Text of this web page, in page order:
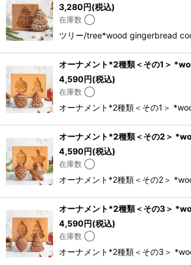
3,280円(税込)
在庫数 ◯
ツリー/tree*wood gingerbread
オーナメント*2種類＜その1＞
4,590円(税込)
在庫数 ◯
オーナメント*2種類＜その1＞
オーナメント*2種類＜その2＞
4,590円(税込)
在庫数 ◯
オーナメント*2種類＜その2＞
オーナメント*2種類＜その3＞
4,590円(税込)
在庫数 ◯
オーナメント*2種類＜その3＞